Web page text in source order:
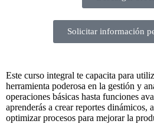
Solicitar información
Este curso integral te capacita para
herramienta poderosa en la gestión y
operaciones básicas hasta funciones
aprenderás a crear reportes dinámicos,
optimizar procesos para mejorar la